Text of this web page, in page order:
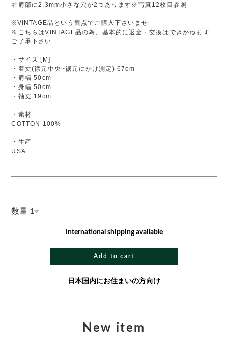
右肩部に2,3mm小さな穴が2つあります※写真12枚目参照
※VINTAGE品という観点でご購入下さいませ
※こちらはVINTAGE品の為、基本的に返金・交換はできかねます
ご了承下さい
・サイズ [M]
・着丈(襟元中央~裾元にかけ測定) 67cm
・肩幅 50cm
・身幅 50cm
・袖丈 19cm
・素材
COTTON 100%
・生産
USA
数量
International shipping available
Add to cart
日本国内にお住まいの方向け
New item